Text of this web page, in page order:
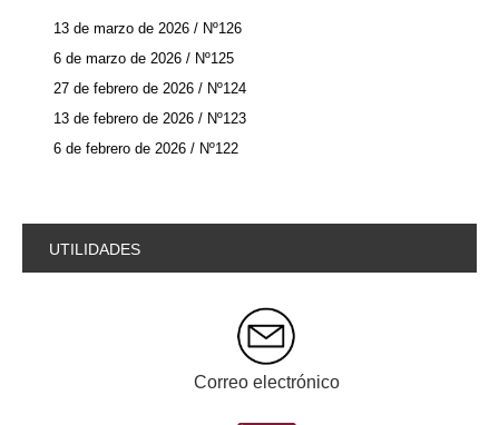
13 de marzo de 2026 / Nº126
6 de marzo de 2026 / Nº125
27 de febrero de 2026 / Nº124
13 de febrero de 2026 / Nº123
6 de febrero de 2026 / Nº122
UTILIDADES
Correo electrónico